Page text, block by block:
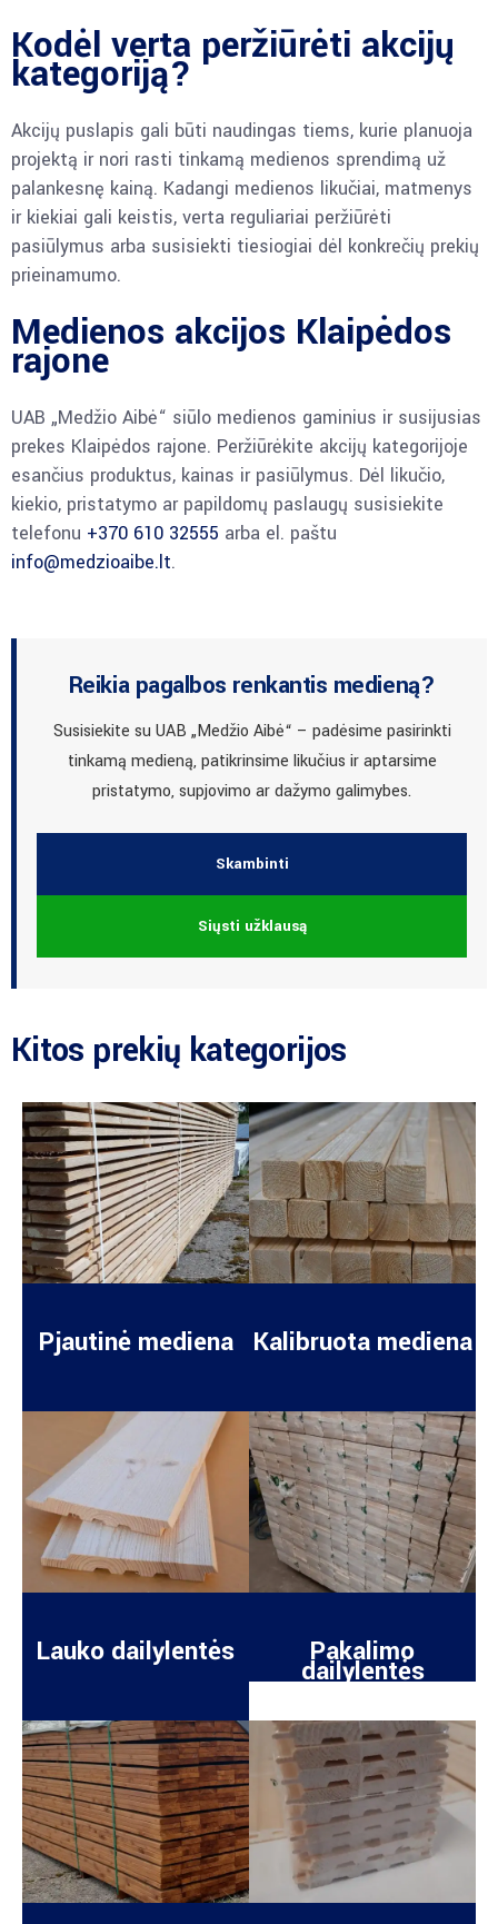
Kodėl verta peržiūrėti akcijų
kategoriją?
Akcijų puslapis gali būti naudingas tiems, kurie planuoja
projektą ir nori rasti tinkamą medienos sprendimą už
palankesnę kainą. Kadangi medienos likučiai, matmenys
ir kiekiai gali keistis, verta reguliariai peržiūrėti
pasiūlymus arba susisiekti tiesiogiai dėl konkrečių prekių
prieinamumo.
Medienos akcijos Klaipėdos
rajone
UAB „Medžio Aibė“ siūlo medienos gaminius ir susijusias
prekes Klaipėdos rajone. Peržiūrėkite akcijų kategorijoje
esančius produktus, kainas ir pasiūlymus. Dėl likučio,
kiekio, pristatymo ar papildomų paslaugų susisiekite
telefonu +370 610 32555 arba el. paštu
info@medzioaibe.lt.
Reikia pagalbos renkantis medieną?
Susisiekite su UAB „Medžio Aibė“ – padėsime pasirinkti
tinkamą medieną, patikrinsime likučius ir aptarsime
pristatymo, supjovimo ar dažymo galimybes.
Skambinti
Siųsti užklausą
Kitos prekių kategorijos
Pjautinė mediena Kalibruota mediena
Lauko dailylentės Pakalimo
dailylentės